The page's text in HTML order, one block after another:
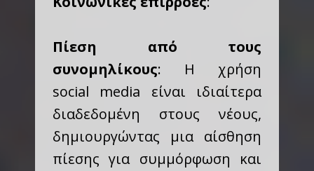
Πίεση από τους
συνομηλίκους: Η χρήση
social media είναι ιδιαίτερα
διαδεδομένη στους νέους,
δημιουργώντας μια αίσθηση
πίεσης για συμμόρφωση και